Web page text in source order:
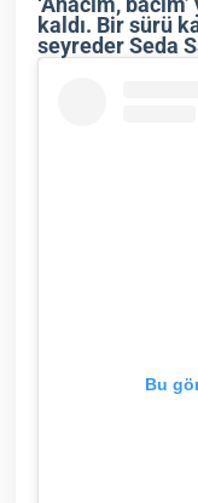
‘Anacım,
kaldı. Bir sürü
seyreder Seda
Bu